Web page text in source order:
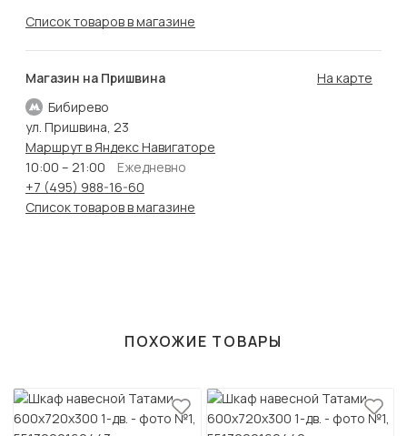
Список товаров в магазине
Магазин на Пришвина
Бибирево
На карте
ул. Пришвина, 23
Маршрут в Яндекс Навигаторе
10:00 – 21:00
Ежедневно
+7 (495) 988-16-60
Список товаров в магазине
ПОХОЖИЕ ТОВАРЫ